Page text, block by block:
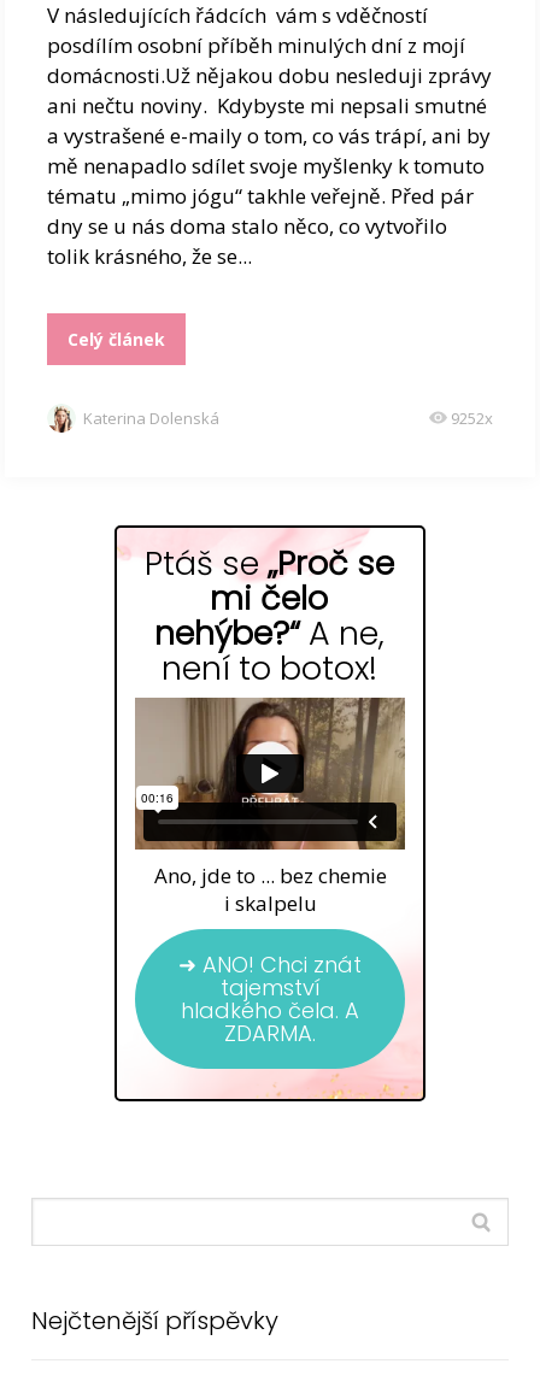
V následujících řádcích vám s vděčností
posdílím osobní příběh minulých dní z mojí
domácnosti.Už nějakou dobu nesleduji zprávy
ani nečtu noviny. Kdybyste mi nepsali smutné
a vystrašené e-maily o tom, co vás trápí, ani by
mě nenapadlo sdílet svoje myšlenky k tomuto
tématu „mimo jógu“ takhle veřejně. Před pár
dny se u nás doma stalo něco, co vytvořilo
tolik krásného, že se...
Celý článek
Katerina Dolenská 9252x
Ptáš se „Proč se
mi čelo
nehýbe?“A ne,
není to botox!
Ano, jde to ... bez chemie
i skalpelu
➜ ANO! Chci znát
tajemství
hladkého čela. A
ZDARMA.
Nejčtenější příspěvky